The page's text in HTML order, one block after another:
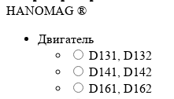
HANOMAG ®
Двигатель
D131, D132
D141, D142
D161, D162